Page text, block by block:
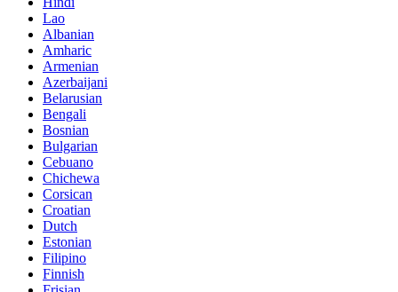
Lao
Albanian
Amharic
Armenian
Azerbaijani
Belarusian
Bengali
Bosnian
Bulgarian
Cebuano
Chichewa
Corsican
Croatian
Dutch
Estonian
Filipino
Finnish